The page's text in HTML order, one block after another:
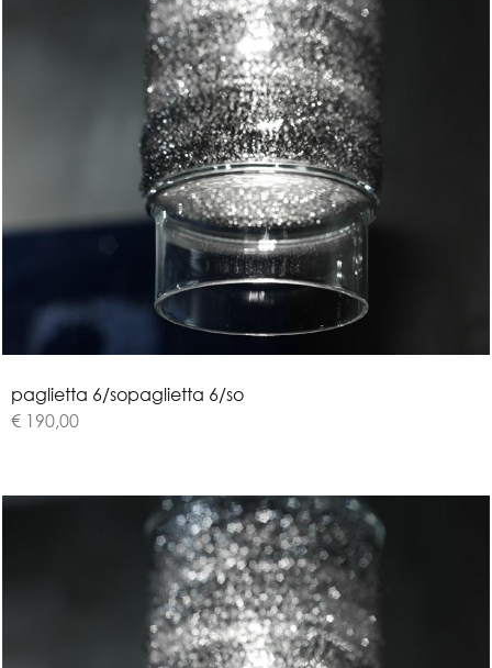
paglietta 6/sopaglietta 6/so
€ 190,00